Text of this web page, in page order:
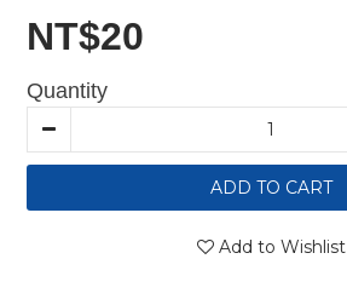
NT$20
Quantity
ADD TO CART
Add to Wishlist